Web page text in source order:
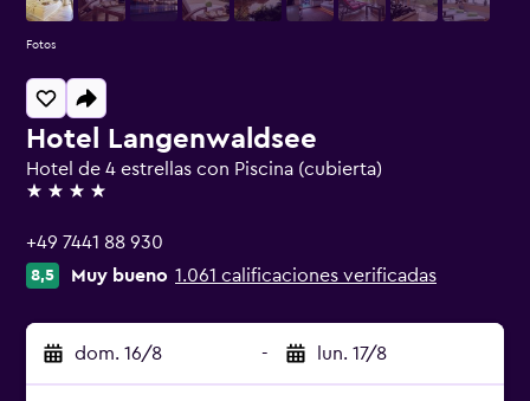
Hotel Langenwaldsee
Hotel de 4 estrellas con Piscina (cubierta)
4 estrellas
+49 7441 88 930
8,5 Muy bueno 1.061 calificaciones verificadas
dom. 16/8 - lun. 17/8
Fotos